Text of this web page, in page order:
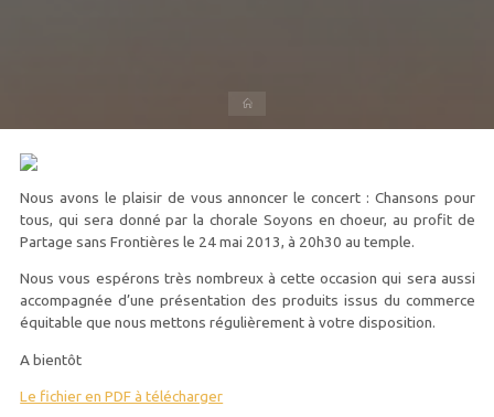
Nous avons le plaisir de vous annoncer le concert : Chansons pour
tous, qui sera donné par la chorale Soyons en choeur, au profit de
Partage sans Frontières le 24 mai 2013, à 20h30 au temple.
Nous vous espérons très nombreux à cette occasion qui sera aussi
accompagnée d’une présentation des produits issus du commerce
équitable que nous mettons régulièrement à votre disposition.
A bientôt
Le fichier en PDF à télécharger